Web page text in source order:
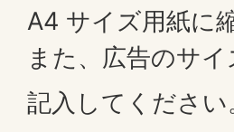
A4 サイズ用紙に
また、広告のサイ
記入してください